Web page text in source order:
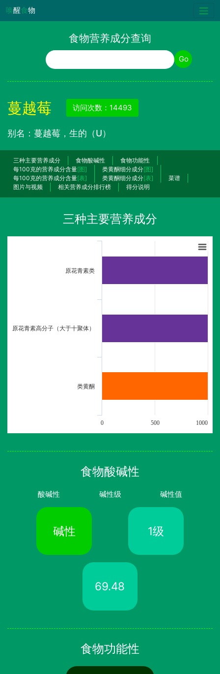
唤醒食物
食物营养成分查询
食物名称 Go
蔓越莓 访问次数：14493
别名：蔓越莓，生的（U）
三种主要营养成分 食物酸碱性
食物功能性
每100克的营养成分含量[图] 类黄酮细分成分[图]
每100克的营养成分含量[表] 类黄酮细分成分[表]
菜谱
图片与视频
相关营养成分排行榜 得分说明
三种主要营养成分
原花青素类
原花青素高分子（大于十聚体）
类黄酮
0 500 1000
食物酸碱性
酸碱性 碱性级 碱性值
碱性 1级
69.48
食物功能性